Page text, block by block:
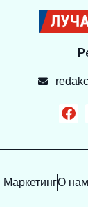
МаркетингО